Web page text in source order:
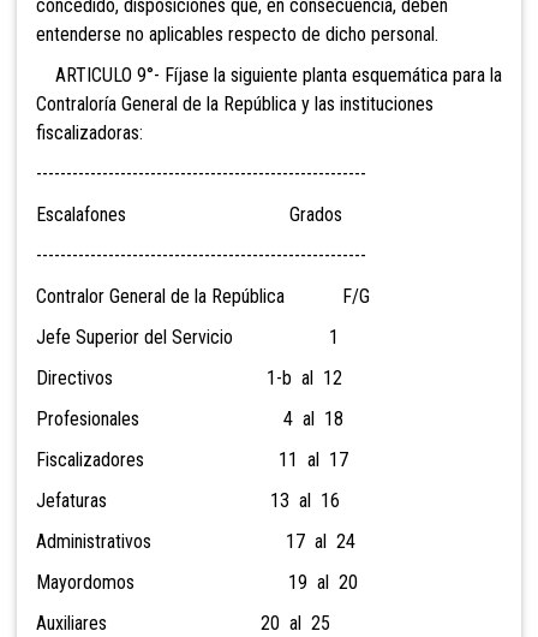
concedido, disposiciones que, en consecuencia, deben
entenderse no aplicables respecto de dicho personal.
ARTICULO 9°- Fíjase la siguiente planta esquemática para la
Contraloría General de la República y las instituciones
fiscalizadoras:
-------------------------------------------------------
Escalafones Grados
-------------------------------------------------------
Contralor General de la República F/G
Jefe Superior del Servicio 1
Directivos 1-b al 12
Profesionales 4 al 18
Fiscalizadores 11 al 17
Jefaturas 13 al 16
Administrativos 17 al 24
Mayordomos 19 al 20
Auxiliares 20 al 25